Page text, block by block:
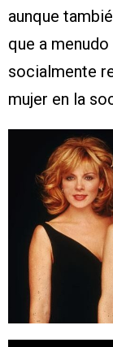
aunque
que a
socialmente
mujer en la